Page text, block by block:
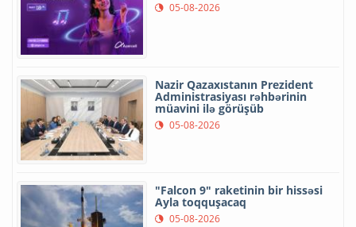
05-08-2026
Nazir Qazaxıstanın Prezident
Administrasiyası rəhbərinin
müavini ilə görüşüb
05-08-2026
"Falcon 9" raketinin bir hissəsi
Ayla toqquşacaq
05-08-2026